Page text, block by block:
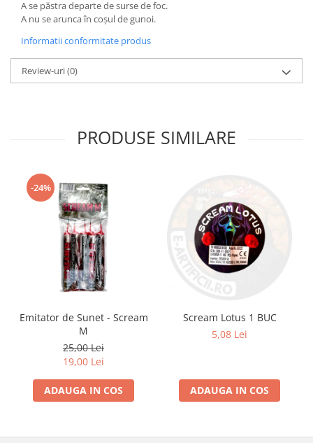
A se păstra departe de surse de foc.
A nu se arunca în coșul de gunoi.
Informatii conformitate produs
Review-uri(0)
PRODUSE SIMILARE
-24%
Emitator de Sunet - Scream
M
25,00 Lei
19,00 Lei
ADAUGA IN COS
Scream Lotus 1 BUC
5,08 Lei
ADAUGA IN COS